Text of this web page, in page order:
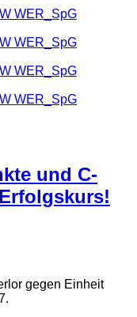
WER_SpG
WER_SpG
WER_SpG
WER_SpG
und C-
gegen Einheit